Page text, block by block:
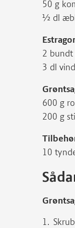
50 g
½ dl
2 bundt
3 dl
600 g
200 g
10